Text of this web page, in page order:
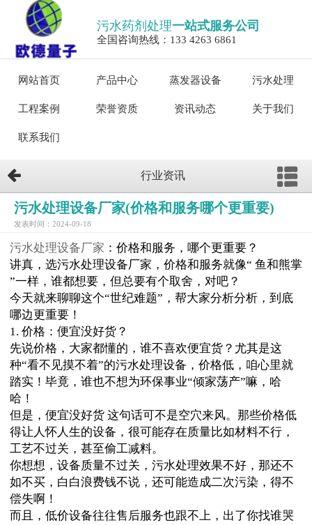
污水药剂处理一站式服务公司
全国咨询热线：133 4263 6861
网站首页 产品中心 蒸发器设备 污水处理
工程案例 荣誉资质 资讯动态 关于我们
联系我们
行业资讯
污水处理设备厂家(价格和服务哪个更重要)
发表时间：2024-09-18
污水处理设备厂家 ：价格和服务，哪个更重要？
讲真，选污水处理设备厂家，价格和服务就像“ 鱼和熊掌
”一样，谁都想要，但总要有个取舍，对吧？
今天就来聊聊这个“世纪难题”，帮大家分析分析，到底
哪边更重要！
1. 价格：便宜没好货？
先说价格，大家都懂的，谁不喜欢便宜货？尤其是这
种“看不见摸不着”的污水处理设备，价格低，咱心里就
踏实！毕竟，谁也不想为环保事业“倾家荡产”嘛，哈
哈！
但是，便宜没好货 这句话可不是空穴来风。那些价格低
得让人怀人生的设备，很可能存在质量比如材料不行，
工艺不过关，甚至偷工减料。
你想想，设备质量不过关，污水处理效果不好，那还不
如不买，白白浪费钱不说，还可能造成二次污染，得不
偿失啊！
而且，低价设备往往售后服务也跟不上，出了你找谁哭